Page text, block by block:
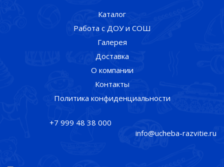
Каталог
Работа с ДОУ и СОШ
Галерея
Доставка
О компании
Контакты
Политика конфиденциальности
+7 999 48 38 000
info@ucheba-razvitie.ru